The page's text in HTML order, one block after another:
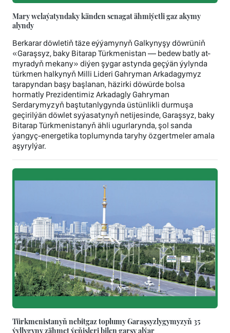
Mary welaýatyndaky känden senagat ähmiýetli gaz akymy
alyndy
Berkarar döwletiň täze eýýamynyň Galkynyşy döwrüniň
«Garaşsyz, baky Bitarap Türkmenistan — bedew batly at-
myradyň mekany» diýen şygar astynda geçýän ýylynda
türkmen halkynyň Milli Lideri Gahryman Arkadagymyz
tarapyndan başy başlanan, häzirki döwürde bolsa
hormatly Prezidentimiz Arkadagly Gahryman
Serdarymyzyň baştutanlygynda üstünlikli durmuşa
geçirilýän döwlet syýasatynyň netijesinde, Garaşsyz, baky
Bitarap Türkmenistanyň ähli ugurlarynda, şol sanda
ýangyç-energetika toplumynda taryhy özgertmeler amala
aşyrylýar.
Türkmenistanyň nebitgaz toplumy Garaşsyzlygymyzyň 35
ýyllygyny zähmet ýeňişleri bilen garşy alýar